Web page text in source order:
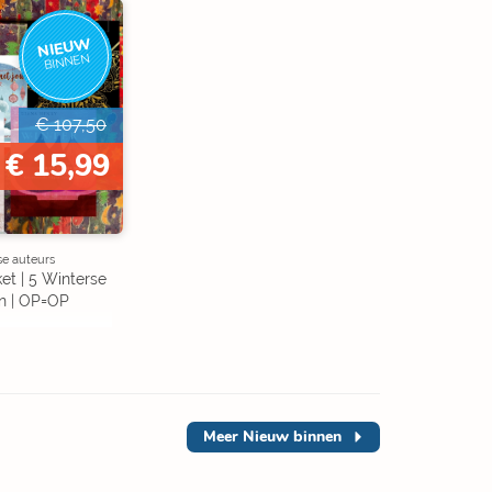
NIEUW
BINNEN
€ 107,50
€ 15,99
auteurs
| 5 Winterse
| OP=OP
Meer Nieuw binnen